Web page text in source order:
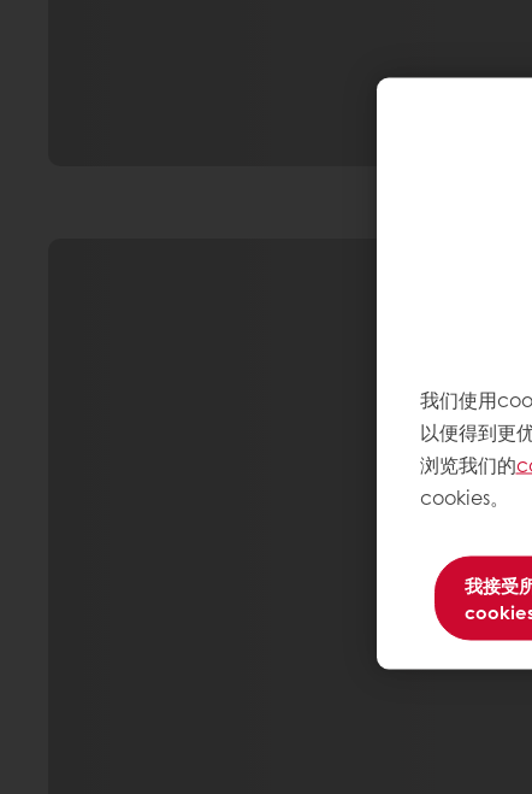
我们使用
以便得到更
浏览我们的
cookies。
我接受